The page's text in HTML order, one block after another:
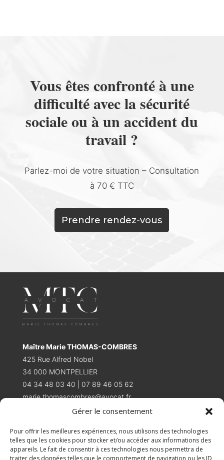
Gérer le consentement
Pour offrir les meilleures expériences, nous utilisons des technologies
telles que les cookies pour stocker et/ou accéder aux informations des
appareils. Le fait de consentir à ces technologies nous permettra de
traiter des données telles que le comportement de navigation ou les ID
Vous êtes confronté à une
difficulté avec la sécurité
sociale ou à un accident du
travail ?
Parlez-moi de votre situation – Consultation
à 70 € TTC
Prendre rendez-vous
Maître Marie THOMAS-COMBRES
425 Rue Alfred Nobel
34 000 MONTPELLIER
04 34 48 03 40 | 07 89 46 05 62
marie.thomascombres@avocat.fr
Présentation
Droit du travail